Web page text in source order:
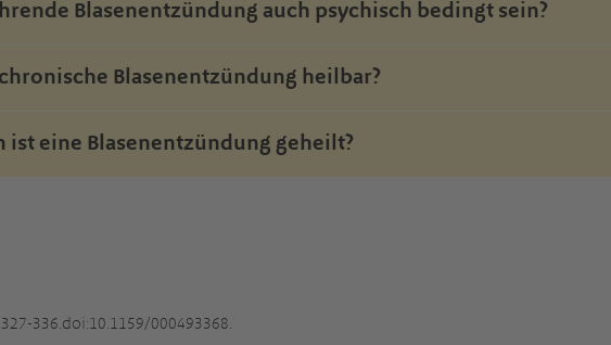
Blasenentzündung auch psychisch bedingt sein?
Blasenentzündung heilbar?
ist eine Blasenentzündung geheilt?
336.doi:10.1159/000493368.